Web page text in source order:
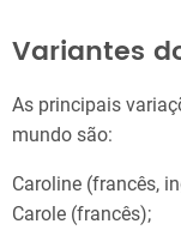
Variantes
As principais
mundo são:
Caroline (francês,
Carole (francês);